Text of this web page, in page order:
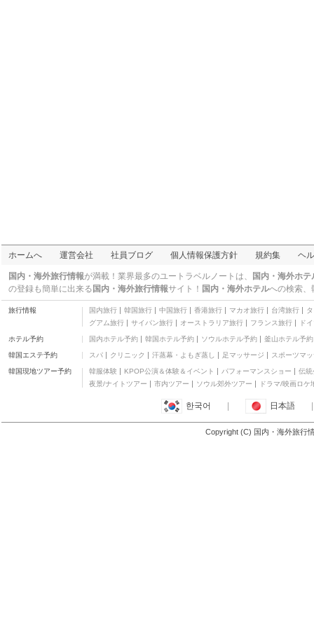
ホームへ 運営会社 社員ブログ 個人情報保護方針 規約集 ヘ
国内・海外旅行情報が満載！業界最多のユートラベルノートは、
国内・海外ホ
の登録も簡単に出来る 国内・海外旅行情報サイト！ 国内・海外ホテルへの検索、
旅行情報 国内旅行 韓国旅行 中国旅行 香港旅行 マカオ旅行 台湾旅行
グアム旅行
サイパン旅行 オーストラリア旅行 フランス旅行 ド
ホテル予約 国内ホテル予約 韓国ホテル予約 ソウルホテル予約 釜山ホテル予約
韓国エステ予約 スパ クリニック 汗蒸幕・よもぎ蒸し 足マッサージ スポーツマ
韓国現地ツアー予約 韓服体験 KPOP公演＆体験＆イベント パフォーマンスショー
伝統
夜景/ナイトツアー
市内ツアー ソウル郊外ツアー ドラマ/映画ロケ
한국어 日本語
Copyright (C) 国内・海外旅行